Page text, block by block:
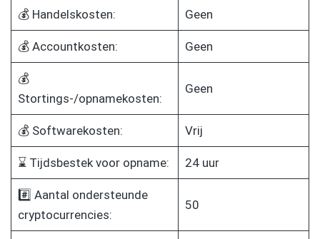
💰 Handelskosten: Geen
💰 Accountkosten: Geen
💰
Stortings-/opnamekosten:
Geen
💰 Softwarekosten: Vrij
⌛ Tijdsbestek voor opname: 24 uur
#️⃣ Aantal ondersteunde
cryptocurrencies:
50